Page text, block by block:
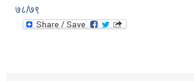
७८/७९